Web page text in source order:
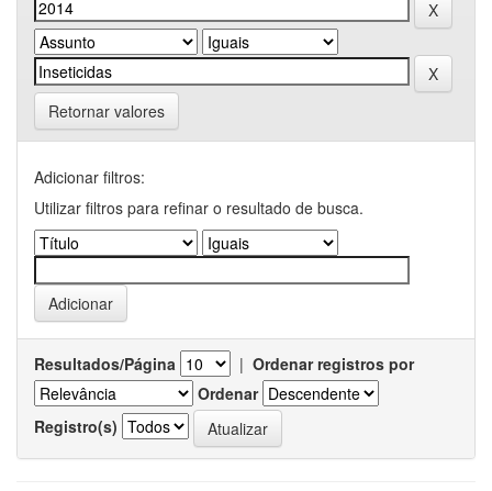
Retornar valores
Adicionar filtros:
Utilizar filtros para refinar o resultado de busca.
Resultados/Página | Ordenar registros por
Ordenar
Registro(s)